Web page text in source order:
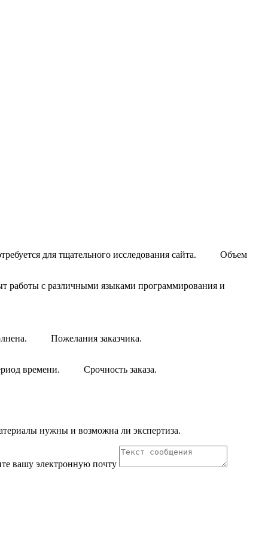
для тщательного исследования сайта.
Объем
работы с различными языками программирования и
Пожелания заказчика.
времени.
Срочность заказа.
нужны и возможна ли экспертиза.
вашу электронную почту